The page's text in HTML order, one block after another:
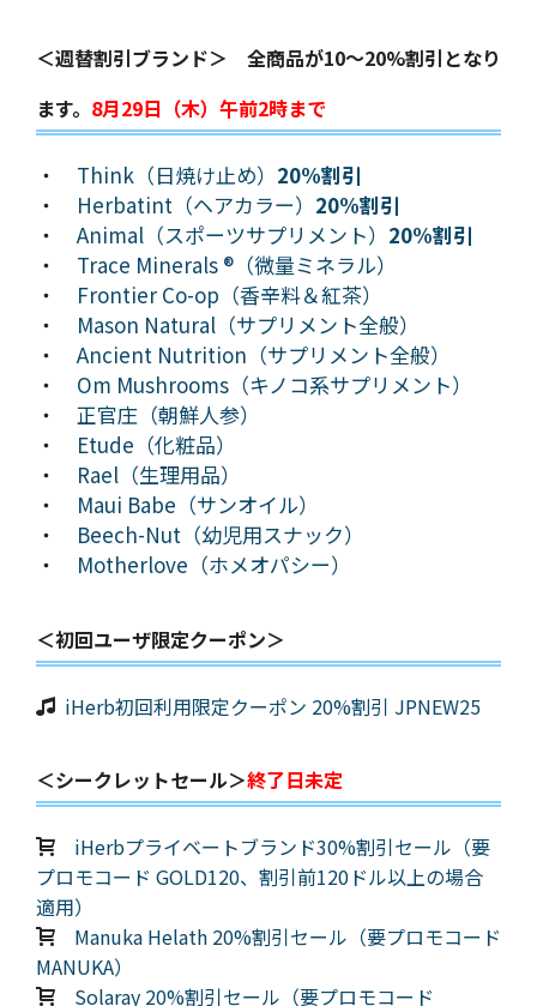
＜週替割引ブランド＞ 全商品が10～20%割引となり
ます。 8月29日（木）午前2時まで
・ Think（日焼け止め） 20%割引
・ Herbatint（ヘアカラー） 20%割引
・ Animal（スポーツサプリメント） 20%割引
・ Trace Minerals ®（微量ミネラル）
・ Frontier Co-op（香辛料＆紅茶）
・ Mason Natural（サプリメント全般）
・ Ancient Nutrition（サプリメント全般）
・ Om Mushrooms（キノコ系サプリメント）
・ 正官庄（朝鮮人参）
・ Etude（化粧品）
・ Rael（生理用品）
・ Maui Babe（サンオイル）
・ Beech-Nut（幼児用スナック）
・ Motherlove（ホメオパシー）
＜初回ユーザ限定クーポン＞
iHerb初回利用限定クーポン 20%割引 JPNEW25
＜シークレットセール＞終了日未定
iHerbプライベートブランド30%割引セール（要
プロモコード GOLD120、割引前120ドル以上の場合
適用）
Manuka Helath 20%割引セール（要プロモコード
MANUKA）
Solaray 20%割引セール（要プロモコード